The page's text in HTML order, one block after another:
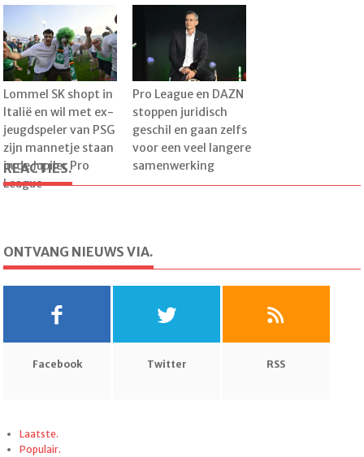
Koreaan Lee Han-
beom'
maar veelbesproken
Kanga is groot
vraagteken
Lommel SK shopt in
Italië en wil met ex-
jeugdspeler van PSG
zijn mannetje staan
in de Jupiler Pro
League
Pro League en DAZN
stoppen juridisch
geschil en gaan zelfs
voor een veel langere
samenwerking
REACTIES.
ONTVANG NIEUWS VIA.
Facebook Twitter RSS
Laatste.
Populair.